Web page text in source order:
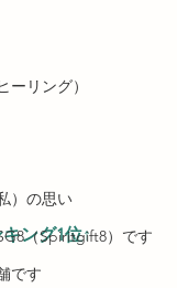
リング）
）の思い
（Spiritgift8）です
です
ング1位↑